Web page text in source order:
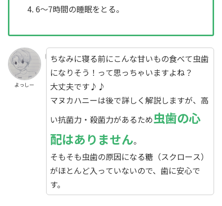
6〜7時間の睡眠をとる。
よっしー
ちなみに寝る前にこんな甘いもの食べて虫歯
になりそう！って思っちゃいますよね？
大丈夫です♪♪
マヌカハニーは後で詳しく解説しますが、高
い抗菌力・殺菌力があるため虫歯の心
配はありません。
そもそも虫歯の原因になる糖（スクロース）
がほとんど入っていないので、歯に安心で
す。